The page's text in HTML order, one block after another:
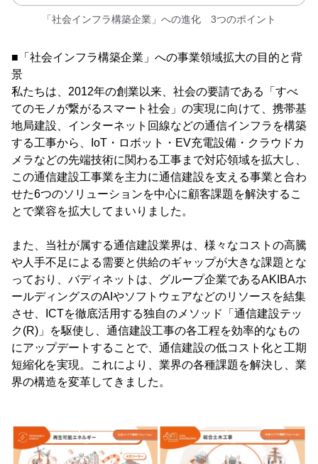
「社会インフラ構築企業」への進化 3つのポイント
■「社会インフラ構築企業」への事業領域拡大の目的と背
景
私たちは、2012年の創業以来、社会の要請である「すべ
てのモノが繋がるスマート社会」の実現に向けて、携帯基
地局建設、インターネット回線などの通信インフラを構築
する工事から、IoT・ロボット・EV充電設備・クラウドカ
メラなどの先端技術に関わる工事まで対応領域を拡大し、
この通信建設工事業を主力に通信建設を支える事業と合わ
せた6つのソリューションを中心に顧客課題を解決するこ
とで業容を拡大してまいりました。
また、当社が属する通信建設業界は、様々なコストの高騰
や人手不足による需要と供給のギャップが大きな課題とな
っており、バディネットは、グループ企業であるAKIBAホ
ールディングスのAIやソフトウェアなどのリソースを結集
させ、ICTを徹底活用する独自のメソッド「通信建設テッ
ク(R)」を駆使し、通信建設工事の各工程を効率的なもの
にアップデートすることで、通信建設の低コスト化と工期
短縮化を実現。これにより、業界の各種課題を解決し、業
界の構造を変革してきました。